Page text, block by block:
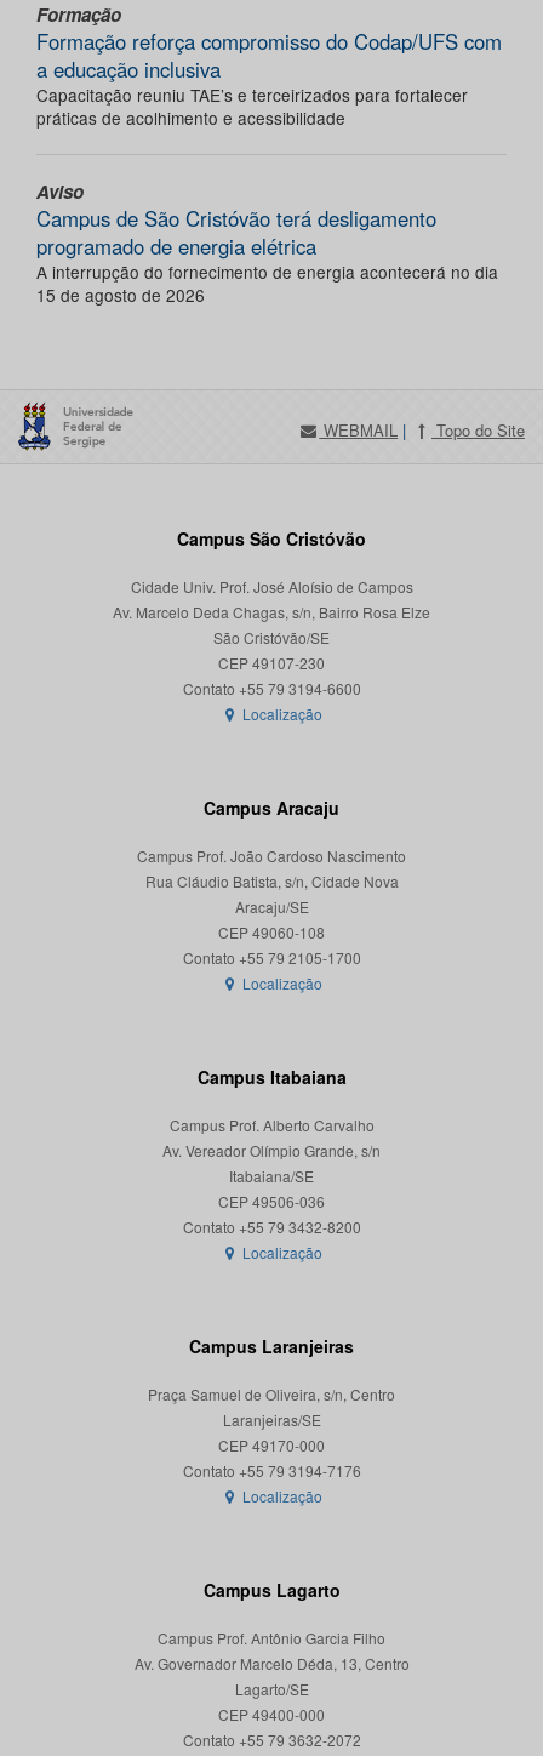
Formação
Formação reforça compromisso do Codap/UFS com
a educação inclusiva
Capacitação reuniu TAE’s e terceirizados para fortalecer
práticas de acolhimento e acessibilidade
Aviso
Campus de São Cristóvão terá desligamento
programado de energia elétrica
A interrupção do fornecimento de energia acontecerá no dia
15 de agosto de 2026
WEBMAIL | Topo do Site
Campus São Cristóvão
Cidade Univ. Prof. José Aloísio de Campos
Av. Marcelo Deda Chagas, s/n, Bairro Rosa Elze
São Cristóvão/SE
CEP 49107-230
Localização
Campus Aracaju
Campus Prof. João Cardoso Nascimento
Rua Cláudio Batista, s/n, Cidade Nova
Aracaju/SE
CEP 49060-108
Localização
Campus Itabaiana
Campus Prof. Alberto Carvalho
Av. Vereador Olímpio Grande, s/n
Itabaiana/SE
CEP 49506-036
Localização
Campus Laranjeiras
Praça Samuel de Oliveira, s/n, Centro
Laranjeiras/SE
CEP 49170-000
Localização
Campus Lagarto
Campus Prof. Antônio Garcia Filho
Av. Governador Marcelo Déda, 13, Centro
Lagarto/SE
CEP 49400-000